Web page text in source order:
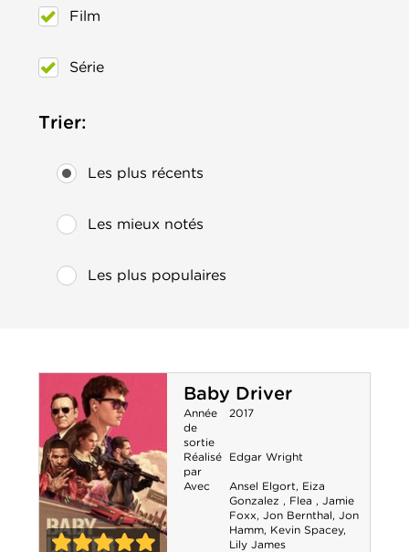
Film
Série
Trier:
Les plus récents
Les mieux notés
Les plus populaires
Baby Driver
Année
de
sortie
2017
Réalisé
par
Edgar Wright
Avec Ansel Elgort, Eiza
Gonzalez , Flea , Jamie
Foxx, Jon Bernthal, Jon
Hamm, Kevin Spacey,
Lily James